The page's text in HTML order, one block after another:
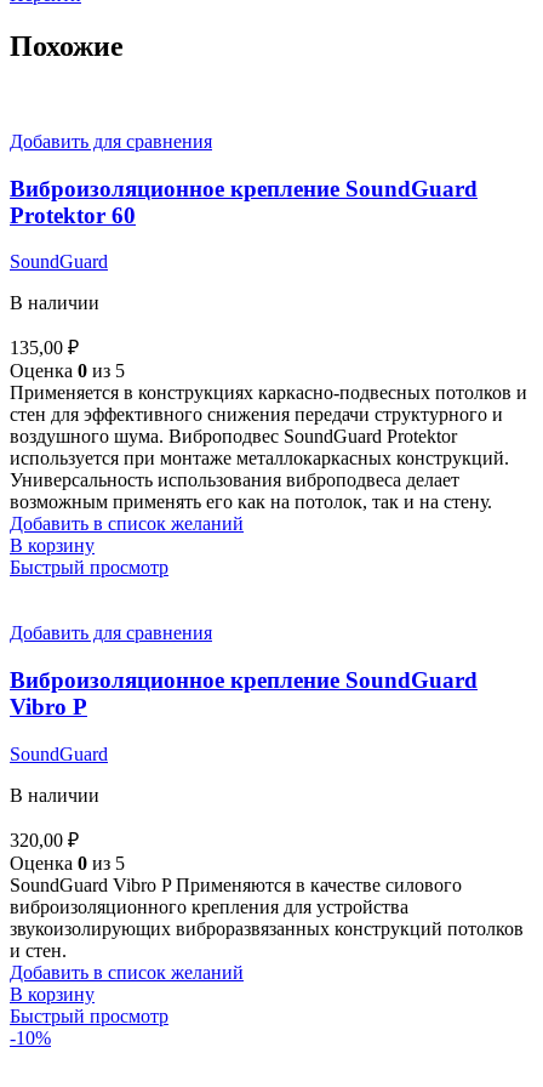
Похожие
Добавить для сравнения
Виброизоляционное крепление SoundGuard
Protektor 60
SoundGuard
В наличии
135,00 ₽
Оценка 0 из 5
Применяется в конструкциях каркасно-подвесных потолков и
стен для эффективного снижения передачи структурного и
воздушного шума. Виброподвес SoundGuard Protektor
используется при монтаже металлокаркасных конструкций.
Универсальность использования виброподвеса делает
возможным применять его как на потолок, так и на стену.
Добавить в список желаний
В корзину
Быстрый просмотр
Добавить для сравнения
Виброизоляционное крепление SoundGuard
Vibro P
SoundGuard
В наличии
320,00 ₽
Оценка 0 из 5
SoundGuard Vibro P Применяются в качестве силового
виброизоляционного крепления для устройства
звукоизолирующих виброразвязанных конструкций потолков
и стен.
Добавить в список желаний
В корзину
Быстрый просмотр
-10%